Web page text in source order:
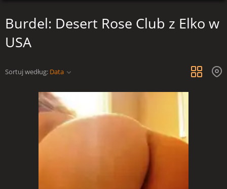
Burdel: Desert Rose Club z Elko w
USA
Sortuj według: Data